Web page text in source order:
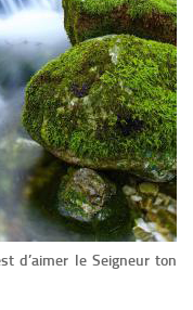
d’aimer le Seigneur ton